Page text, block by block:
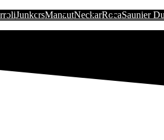
JunkersManautNeckarRocaSaunier